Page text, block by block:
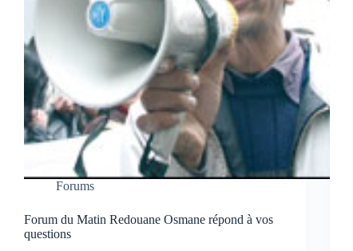
Forums
Forum du Matin Redouane Osmane répond à vos
questions